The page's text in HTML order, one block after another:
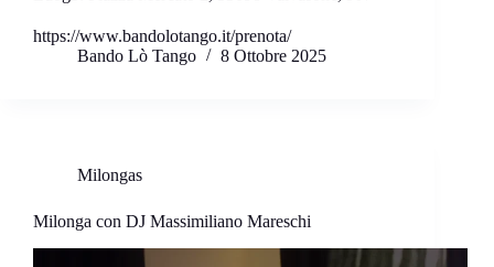
https://www.bandolotango.it/prenota/
Bando Lò Tango
8 Ottobre 2025
Milongas
Milonga con DJ Massimiliano Mareschi